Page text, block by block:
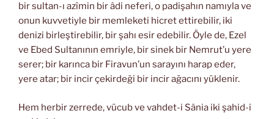
bir sultan-ı azîmin bir âdi neferi, o padişahın namıyla ve
onun kuvvetiyle bir memleketi hicret ettirebilir, iki
denizi birleştirebilir, bir şahı esir edebilir. Öyle de, Ezel
ve Ebed Sultanının emriyle, bir sinek bir Nemrut’u yere
serer; bir karınca bir Firavun’un sarayını harap eder,
yere atar; bir incir çekirdeği bir incir ağacını yüklenir.
Hem herbir zerrede, vücub ve vahdet-i Sânia iki şahid-i